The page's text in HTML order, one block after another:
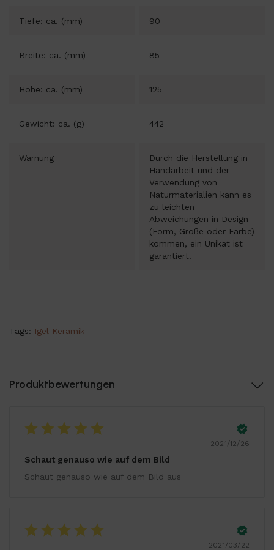
Tiefe: ca. (mm) 90
Breite: ca. (mm) 85
Höhe: ca. (mm) 125
Gewicht: ca. (g) 442
Warnung
Durch die Herstellung in
Handarbeit und der
Verwendung von
Naturmaterialien kann es
zu leichten
Abweichungen in Design
(Form, Größe oder Farbe)
kommen, ein Unikat ist
garantiert.
Tags: Igel Keramik
Produktbewertungen
2021/12/26
Schaut genauso wie auf dem Bild
Schaut genauso wie auf dem Bild aus
2021/03/22